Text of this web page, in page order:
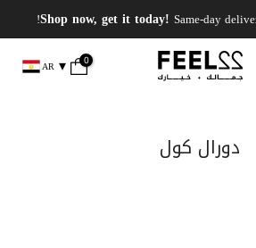
Same-day
0
AR
دورال كول